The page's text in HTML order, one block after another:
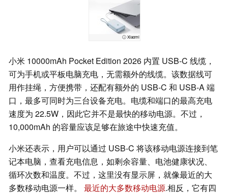
ⓘ Xiaomi
小米 10000mAh Pocket Edition 2026 内置 USB-C 线缆，
可为手机或平板电脑充电，无需额外的线缆。该数据线可
用作挂绳，方便携带，还配有额外的 USB-C 和 USB-A 端
口，最多可同时为三台设备充电。电缆和端口的最高充电
速度为 22.5W，因此它并不是最快的移动电源。不过，
10,000mAh 的容量应该足够在旅途中快速充值。
小米还表示，用户可以通过 USB-C 将该移动电源连接到笔
记本电脑，查看充电信息，如剩余容量、电池健康状况、
循环次数和温度。不过，这里没有显示屏，就像最近的大
多数移动电源一样。 最近的大多数移动电源.相反，它有四